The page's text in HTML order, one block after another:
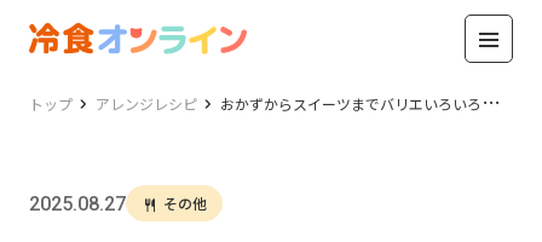
トップ アレンジレシピ おかずからスイーツまでバリエいろいろ、自然解凍できる冷凍食品
2025.08.27 その他